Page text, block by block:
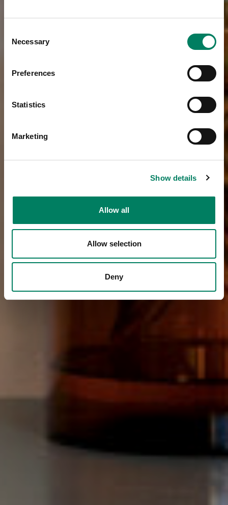
Selection
Necessary
Preferences
Statistics
Marketing
Show details
Allow all
Allow selection
Deny